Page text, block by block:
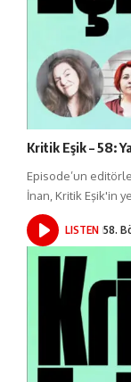
Kritik Eşik – 58:
Episode’un
İnan, Kritik Eşik'in
LISTEN 58.